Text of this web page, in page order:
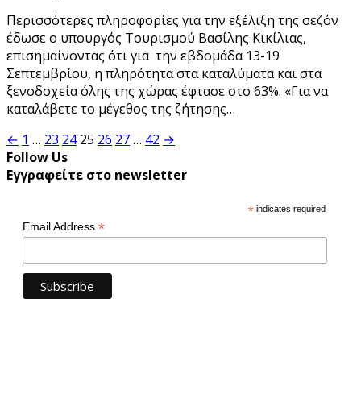
Περισσότερες πληροφορίες για την εξέλιξη της σεζόν
έδωσε o υπουργός Τουρισμού Βασίλης Κικίλιας,
επισημαίνοντας ότι για την εβδομάδα 13-19
Σεπτεμβρίου, η πληρότητα στα καταλύματα και στα
ξενοδοχεία όλης της χώρας έφτασε στο 63%. «Για να
καταλάβετε το μέγεθος της ζήτησης…
Σελιδοποίηση
άρθρων
← 1 … 23 24 25 26 27… 42 →
Follow Us
Εγγραφείτε στο newsletter
* indicates required
Email Address *